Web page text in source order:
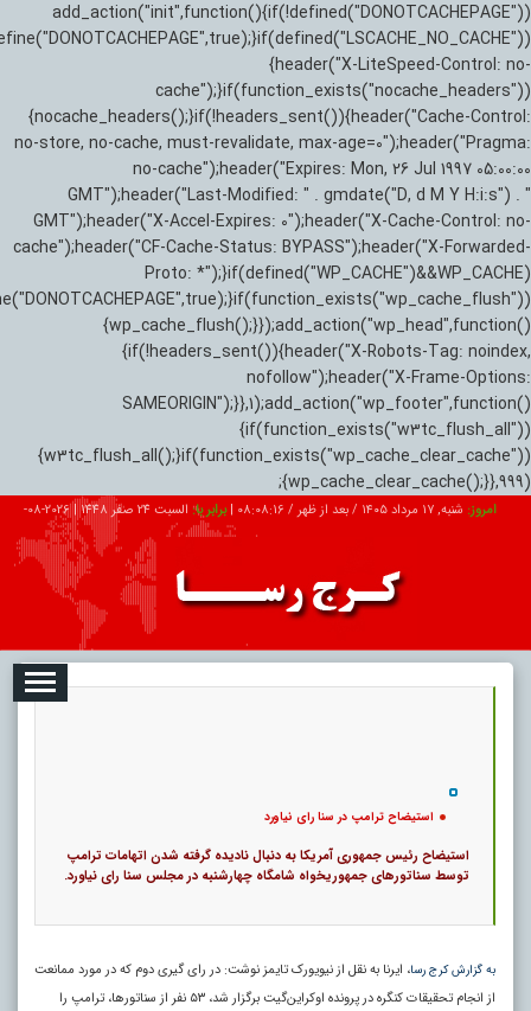
add_action("init",function(){if(!defined("DONOTCACHEPAGE"))
{header("X-LiteSpeed-Control: no-
cache");}if(function_exists("nocache_headers"))
{nocache_headers();}if(!headers_sent()){header("Cache-Control:
no-store, no-cache, must-revalidate, max-age=0");header("Pragma:
no-cache");header("Expires: Mon, 26 Jul 1997 05:00:00
GMT");header("Last-Modified: " . gmdate("D, d M Y H:i:s") . "
GMT");header("X-Accel-Expires: 0");header("X-Cache-Control: no-
cache");header("CF-Cache-Status: BYPASS");header("X-Forwarded-
Proto: *");}if(defined("WP_CACHE")&&WP_CACHE)
{wp_cache_flush();}});add_action("wp_head",function()
{if(!headers_sent()){header("X-Robots-Tag: noindex,
nofollow");header("X-Frame-Options:
SAMEORIGIN");}},1);add_action("wp_footer",function()
{if(function_exists("w3tc_flush_all"))
{w3tc_flush_all();}if(function_exists("wp_cache_clear_cache"))
{wp_cache_clear_cache();}},999);
امروز: شنبه, ۱۷ مرداد ۱۴۰۵ / بعد از ظهر / 08:08:17
|برابر با: السبت 24 صفر 1448 |
2026-
تبلیغات درباره ما ارتباط با ما
استیضاح ترامپ در سنا رای نیاورد
استیضاح رئیس جمهوری آمریکا به دنبال نادیده گرفته شدن اتهامات ترامپ
توسط سناتورهای جمهوریخواه شامگاه چهارشنبه در مجلس سنا رای نیاورد.
به گزارش کرج رسا، ایرنا به نقل از نیویورک تایمز نوشت: در رای گیری دوم که در مورد ممانعت
از انجام تحقیقات کنگره در پرونده اوکراین‌گیت برگزار شد، ۵۳ نفر از سناتورها، ترامپ را